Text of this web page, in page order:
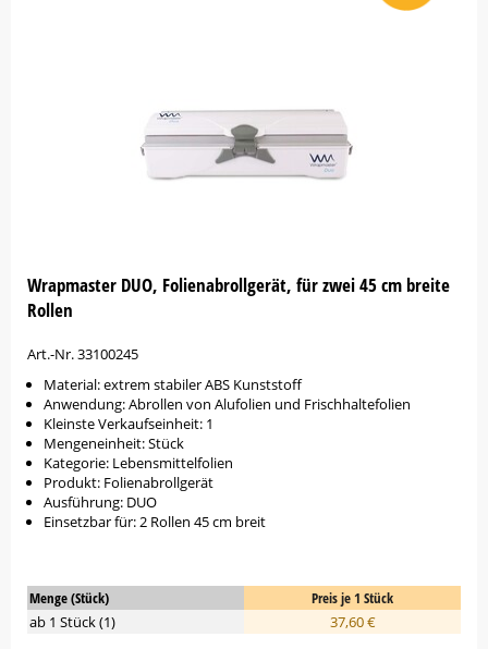
Wrapmaster DUO, Folienabrollgerät, für zwei 45 cm breite
Rollen
Art.-Nr. 33100245
Material: extrem stabiler ABS Kunststoff
Anwendung: Abrollen von Alufolien und Frischhaltefolien
Kleinste Verkaufseinheit: 1
Mengeneinheit: Stück
Kategorie: Lebensmittelfolien
Produkt: Folienabrollgerät
Ausführung: DUO
Einsetzbar für: 2 Rollen 45 cm breit
Menge (Stück)
Preis je 1 Stück
ab 1 Stück (1)
37,60 €